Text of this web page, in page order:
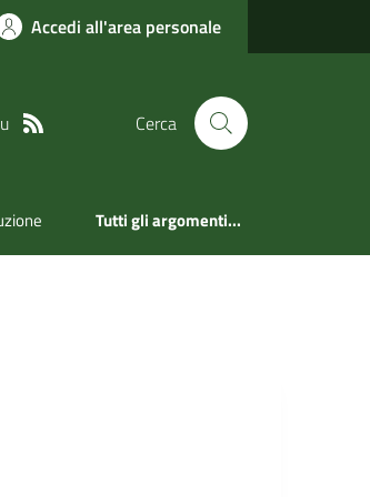
Accedi all'area personale
Cerca
Tutti gli argomenti...